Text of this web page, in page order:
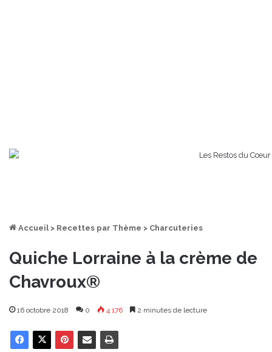
Accueil > Recettes par Thème > Charcuteries
Quiche Lorraine à la crème de
Chavroux®
16 octobre 2018 0 4 176 2 minutes de lecture